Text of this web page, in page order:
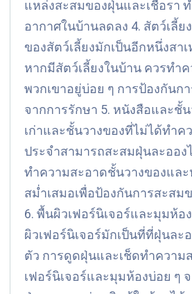
แหล่งสะสมของฝุ่นและเชื้อรา
อากาศในบ้านลดลง 4. สัตว์เลี้
ของสัตว์เลี้ยงมักเป็นอีกหนึ่งสา
หากมีสัตว์เลี้ยงในบ้าน ควรทำ
พวกเขาอยู่บ่อย ๆ การป้องกันก
จากการรักษา 5. หนังสือและชั้
เก่าและชั้นวางของที่ไม่ได้ทำค
ประจำสามารถสะสมฝุ่นละออง
ทำความสะอาดชั้นวางของและ
สม่ำเสมอเพื่อป้องกันการสะสม
6. พื้นผิวเฟอร์นิเจอร์และมุมห้
ผิวเฟอร์นิเจอร์มักเป็นที่ที่ฝุ่นละ
ตัว การดูดฝุ่นและเช็ดทำความ
เฟอร์นิเจอร์และมุมห้องบ่อย ๆ